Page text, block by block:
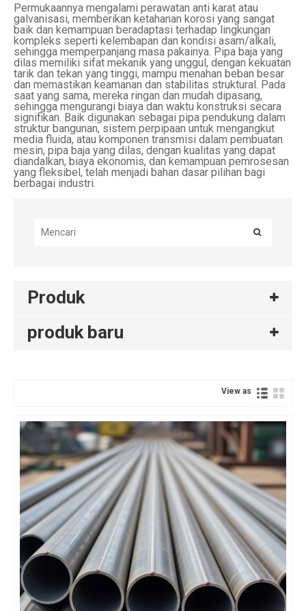
Permukaannya mengalami perawatan anti karat atau
galvanisasi, memberikan ketahanan korosi yang sangat
baik dan kemampuan beradaptasi terhadap lingkungan
kompleks seperti kelembapan dan kondisi asam/alkali,
sehingga memperpanjang masa pakainya. Pipa baja yang
dilas memiliki sifat mekanik yang unggul, dengan kekuatan
tarik dan tekan yang tinggi, mampu menahan beban besar
dan memastikan keamanan dan stabilitas struktural. Pada
saat yang sama, mereka ringan dan mudah dipasang,
sehingga mengurangi biaya dan waktu konstruksi secara
signifikan. Baik digunakan sebagai pipa pendukung dalam
struktur bangunan, sistem perpipaan untuk mengangkut
media fluida, atau komponen transmisi dalam pembuatan
mesin, pipa baja yang dilas, dengan kualitas yang dapat
diandalkan, biaya ekonomis, dan kemampuan pemrosesan
yang fleksibel, telah menjadi bahan dasar pilihan bagi
berbagai industri.
Produk
produk baru
View as